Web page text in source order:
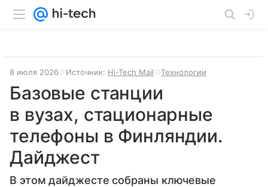
8 июля 2026 Источник: Hi-Tech Mail Технологии
Базовые станции
в вузах, стационарные
телефоны в Финляндии.
Дайджест
В этом дайджесте собраны ключевые